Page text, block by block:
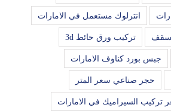
انترلوك مستعمل في الامارات
تركيب ورق حائط 3d
جبس بورد كناوف الامارات
حجر صناعي سعر المتر
تركيب السيراميك في الامارات